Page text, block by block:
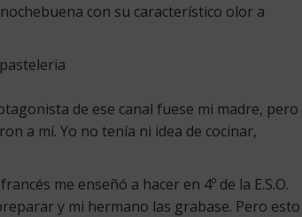
con su característico olor a
de ese canal fuese mi madre, pero
a mí. Yo no tenía ni idea de cocinar,
me enseñó a hacer en 4º de la E.S.O.
y mi hermano las grabase. Pero esto